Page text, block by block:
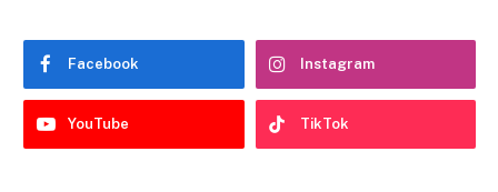
Facebook Instagram
YouTube TikTok